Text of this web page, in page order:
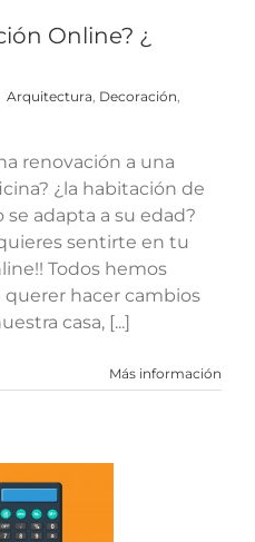
Online? ¿
Arquitectura Decoración
renovación a una
¿la habitación de
adapta a su edad?
sentirte en tu
Todos hemos
hacer cambios
casa, [...]
Más información